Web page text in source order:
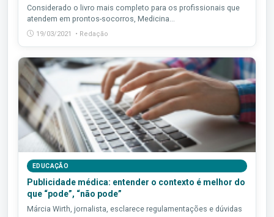
Considerado o livro mais completo para os profissionais que
atendem em prontos-socorros, Medicina...
19/03/2021 • Redação
EDUCAÇÃO
Publicidade médica: entender o contexto é melhor do
que “pode”, “não pode”
Márcia Wirth, jornalista, esclarece regulamentações e dúvidas